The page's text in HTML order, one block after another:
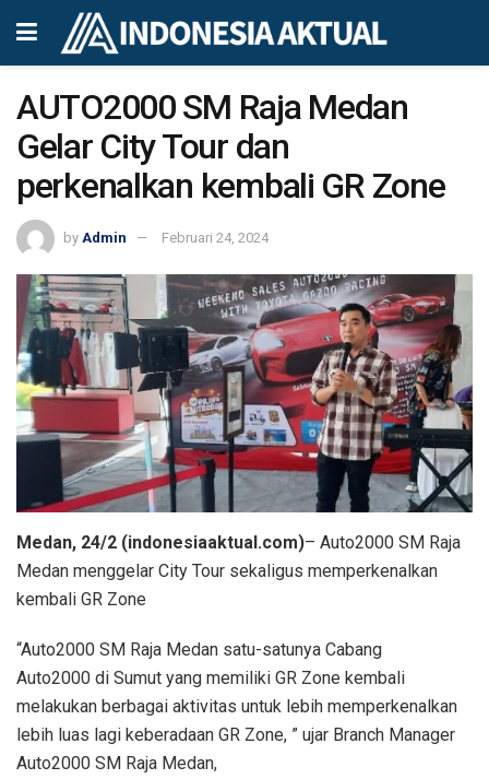
AUTO2000 SM Raja Medan
Gelar City Tour dan
perkenalkan kembali GR Zone
by Admin Februari 24, 2024
Medan, 24/2 (indonesiaaktual.com)– Auto2000 SM Raja
Medan menggelar City Tour sekaligus memperkenalkan
kembali GR Zone
“Auto2000 SM Raja Medan satu-satunya Cabang
Auto2000 di Sumut yang memiliki GR Zone kembali
melakukan berbagai aktivitas untuk lebih memperkenalkan
lebih luas lagi keberadaan GR Zone, ” ujar Branch Manager
Auto2000 SM Raja Medan,